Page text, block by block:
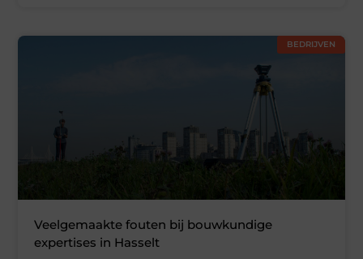
BEDRIJVEN
Veelgemaakte fouten bij bouwkundige
expertises in Hasselt